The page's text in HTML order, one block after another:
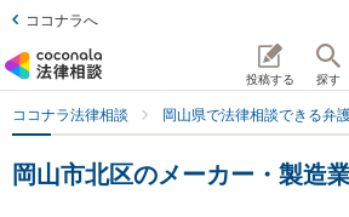
ココナラへ
投稿する 探す
ココナラ法律相談 岡山県で法律相談できる弁
岡山市北区のメーカー・製造